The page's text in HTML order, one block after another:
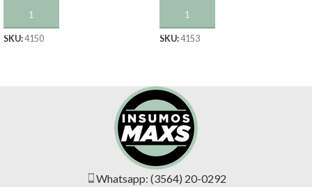
AÑADIR AL CARRITO
SKU:4150
AÑADIR AL CARRITO
SKU:4153
Whatsapp: (3564) 20-0292